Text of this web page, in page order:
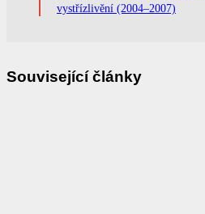
vystřízlivění (2004–2007)
Související články